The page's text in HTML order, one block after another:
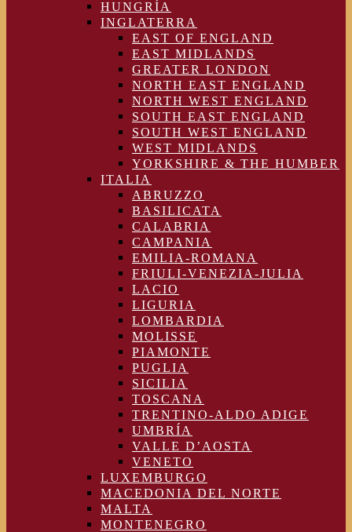
HUNGRÍA
INGLATERRA
EAST OF ENGLAND
EAST MIDLANDS
GREATER LONDON
NORTH EAST ENGLAND
NORTH WEST ENGLAND
SOUTH EAST ENGLAND
SOUTH WEST ENGLAND
WEST MIDLANDS
YORKSHIRE & THE HUMBER
ITALIA
ABRUZZO
BASILICATA
CALABRIA
CAMPANIA
EMILIA-ROMANA
FRIULI-VENEZIA-JULIA
LACIO
LIGURIA
LOMBARDIA
MOLISSE
PIAMONTE
PUGLIA
SICILIA
TOSCANA
TRENTINO-ALDO ADIGE
UMBRÍA
VALLE D’AOSTA
VENETO
LUXEMBURGO
MACEDONIA DEL NORTE
MALTA
MONTENEGRO